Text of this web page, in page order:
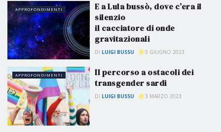
APPROFONDIMENTI
E a Lula bussò, dove c’era il
silenzio
il cacciatore di onde
gravitazionali
DI LUIGI BUSSU 5 GIUGNO 2023
APPROFONDIMENTI
Il percorso a ostacoli dei
transgender sardi
DI LUIGI BUSSU 3 MARZO 2023